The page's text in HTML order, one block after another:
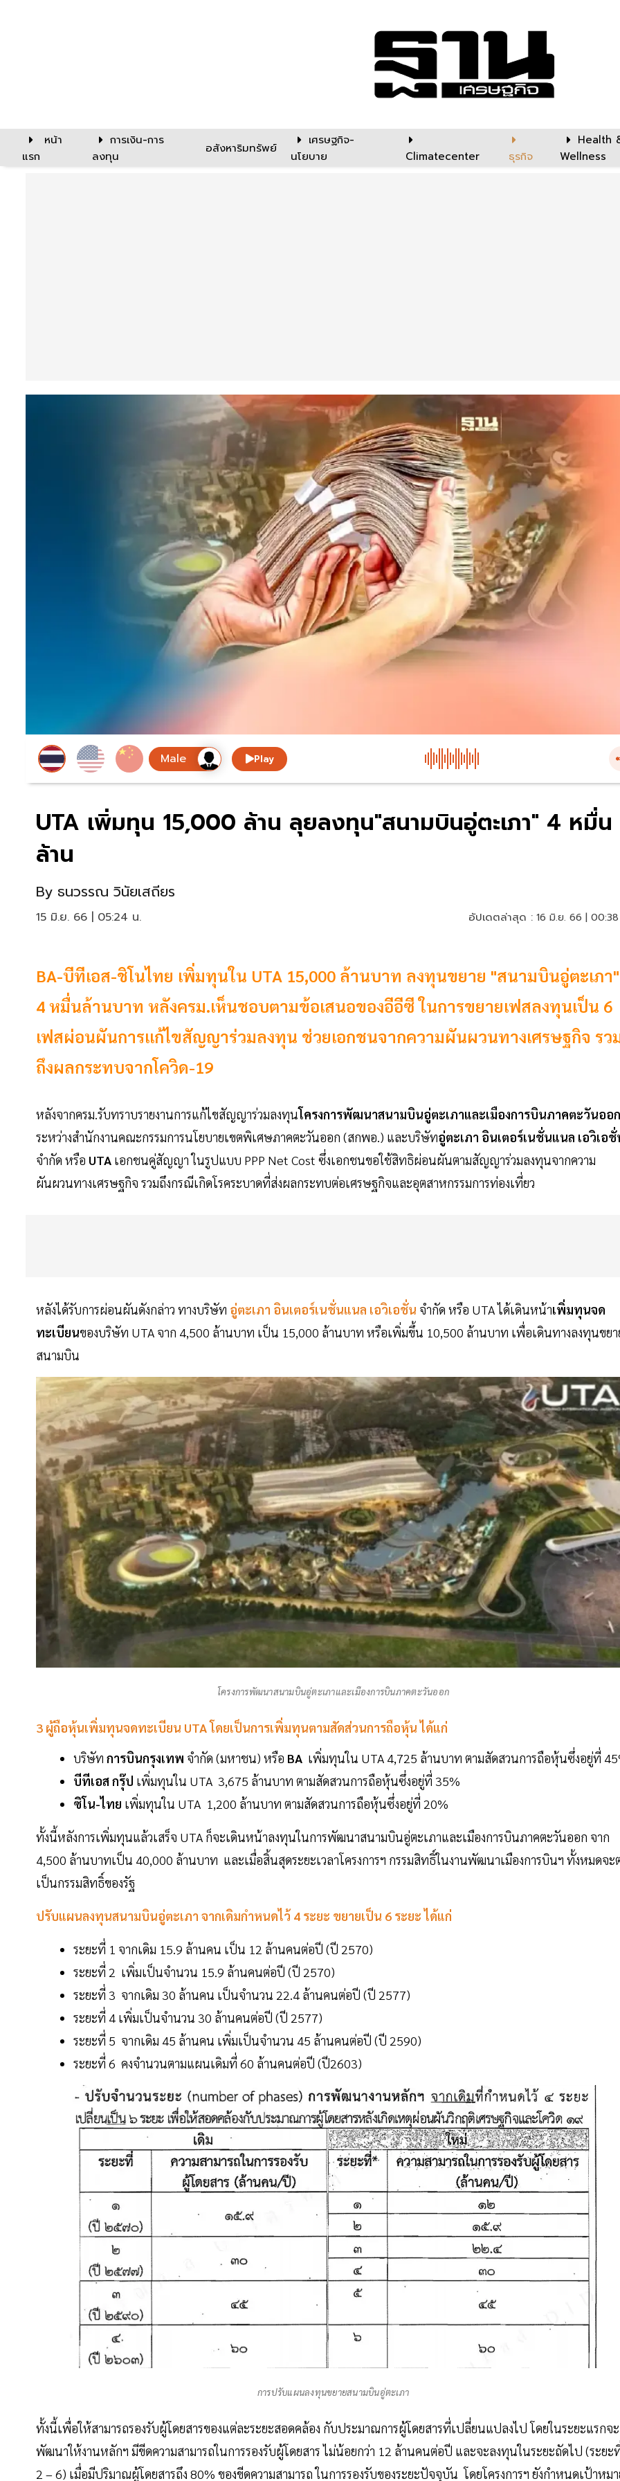
หน้า
แรก
การเงิน-การ
ลงทุน
อสังหาริมทรัพย์
เศรษฐกิจ-
นโยบาย
Climatecenter ธุรกิจ
Health
Wellness
Play
UTA เพิ่มทุน 15,000 ล้าน ลุยลงทุน"สนามบินอู่ตะเภา" 4 หมื่น
ล้าน
By ธนวรรณ วินัยเสถียร
15 มิ.ย. 66 | 05:24 น. อัปเดตล่าสุด : 16 มิ.ย. 66 |
BA-บีทีเอส-ชิโนไทย เพิ่มทุนใน UTA 15,000 ล้านบาท ลงทุนขยาย "สนามบินอู่ตะเภา"
4 หมื่นล้านบาท หลังครม.เห็นชอบตามข้อเสนอของอีอีซี ในการขยายเฟสลงทุนเป็น 6
เฟสผ่อนผันการแก้ไขสัญญาร่วมลงทุน ช่วยเอกชนจากความผันผวนทางเศรษฐกิจ รว
ถึงผลกระทบจากโควิด-19
หลังจากครม.รับทราบรายงานการแก้ไขสัญญาร่วมลงทุนโครงการพัฒนาสนามบินอู่ตะเภาและเมืองการบินภาคตะวันออก
ระหว่างสำนักงานคณะกรรมการนโยบายเขตพิเศษภาคตะวันออก (สกพอ.) และบริษัทอู่ตะเภา อินเตอร์เนชั่นแนล เอวิเอ
จำกัด หรือ UTA เอกชนคู่สัญญา ในรูปแบบ PPP Net Cost ซึ่งเอกชนขอใช้สิทธิผ่อนผันตามสัญญาร่วมลงทุนจากความ
ผันผวนทางเศรษฐกิจ รวมถึงกรณีเกิดโรคระบาดที่ส่งผลกระทบต่อเศรษฐกิจและอุตสาหกรรมการท่องเที่ยว
หลังได้รับการผ่อนผันดังกล่าว ทางบริษัท อู่ตะเภา อินเตอร์เนชั่นแนล เอวิเอชั่น จำกัด หรือ UTA ได้เดินหน้าเพิ่มทุนจด
ทะเบียนของบริษัท UTA จาก 4,500 ล้านบาท เป็น 15,000 ล้านบาท หรือเพิ่มขึ้น 10,500 ล้านบาท เพื่อเดินทางลงทุนขย
สนามบิน
โครงการพัฒนาสนามบินอู่ตะเภาและเมืองการบินภาคตะวันออก
3 ผู้ถือหุ้นเพิ่มทุนจดทะเบียน UTA โดยเป็นการเพิ่มทุนตามสัดส่วนการถือหุ้น ได้แก่
บริษัท การบินกรุงเทพ จำกัด (มหาชน) หรือ BA เพิ่มทุนใน UTA 4,725 ล้านบาท ตามสัดสวนการถือหุ้นซึ่งอยู่ที่
บีทีเอส กรุ๊ป เพิ่มทุนใน UTA 3,675 ล้านบาท ตามสัดสวนการถือหุ้นซึ่งอยู่ที่ 35%
ซิโน-ไทย เพิ่มทุนใน UTA 1,200 ล้านบาท ตามสัดสวนการถือหุ้นซึ่งอยู่ที่ 20%
ทั้งนี้หลังการเพิ่มทุนแล้วเสร็จ UTA ก็จะเดินหน้าลงทุนในการพัฒนาสนามบินอู่ตะเภาและเมืองการบินภาคตะวันออก จาก
4,500 ล้านบาทเป็น 40,000 ล้านบาท และเมื่อสิ้นสุดระยะเวลาโครงการฯ กรรมสิทธิ์ในงานพัฒนาเมืองการบินฯ ทั้งหมดจะ
เป็นกรรมสิทธิ์ของรัฐ
ปรับแผนลงทุนสนามบินอู่ตะเภา จากเดิมกำหนดไว้ 4 ระยะ ขยายเป็น 6 ระยะ ได้แก่
ระยะที่ 1 จากเดิม 15.9 ล้านคน เป็น 12 ล้านคนต่อปี (ปี 2570)
ระยะที่ 2 เพิ่มเป็นจำนวน 15.9 ล้านคนต่อปี (ปี 2570)
ระยะที่ 3 จากเดิม 30 ล้านคน เป็นจำนวน 22.4 ล้านคนต่อปี (ปี 2577)
ระยะที่ 4 เพิ่มเป็นจำนวน 30 ล้านคนต่อปี (ปี 2577)
ระยะที่ 5 จากเดิม 45 ล้านคน เพิ่มเป็นจำนวน 45 ล้านคนต่อปี (ปี 2590)
ระยะที่ 6 คงจำนวนตามแผนเดิมที่ 60 ล้านคนต่อปี (ปี2603)
การปรับแผนลงทุนขยายสนามบินอู่ตะเภา
ทั้งนี้เพื่อให้สามารถรองรับผู้โดยสารของแต่ละระยะสอดคล้อง กับประมาณการผู้โดยสารที่เปลี่ยนแปลงไป โดยในระยะแรกจะ
พัฒนาให้งานหลักฯ มีขีดความสามารถในการรองรับผู้โดยสาร ไม่น้อยกว่า 12 ล้านคนต่อปี และจะลงทุนในระยะถัดไป (ระยะ
2 – 6) เมื่อมีปริมาณผู้โดยสารถึง 80% ของขีดความสามารถ ในการรองรับของระยะปัจจุบัน โดยโครงการฯ ยังกำหนดเป้าหม